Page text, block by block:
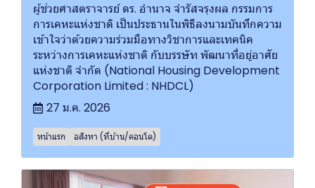
ผู้ช่วยศาสตราจารย์ ดร. อำนาจ จำรัสจรุงผล กรรมการ
การเคหะแห่งชาติ เป็นประธานในพิธีลงนามบันทึกความ
เข้าใจว่าด้วยความร่วมมือทางวิชาการและเทคนิค
ระหว่างการเคหะแห่งชาติ กับบรรษัท พัฒนาที่อยู่อาศัย
แห่งชาติ จำกัด (National Housing Development
Corporation Limited : NHDCL)
27 ม.ค. 2026
หน้าแรก อสังหา (ที่บ้าน/คอนโด)